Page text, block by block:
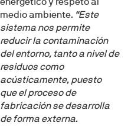
medio ambiente. “Este
sistema nos permite
reducir la contaminación
del entorno, tanto a nivel de
residuos como
acústicamente, puesto
que el proceso de
fabricación se desarrolla
de forma externa.